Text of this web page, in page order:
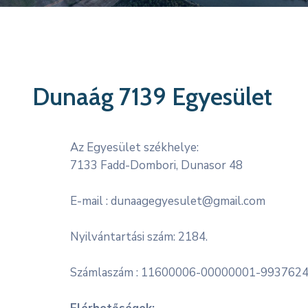
Dunaág 7139 Egyesület
Az Egyesület székhelye:
7133 Fadd-Dombori, Dunasor 48
E-mail : dunaagegyesulet@gmail.com
Nyilvántartási szám: 2184.
Számlaszám : 11600006-00000001-